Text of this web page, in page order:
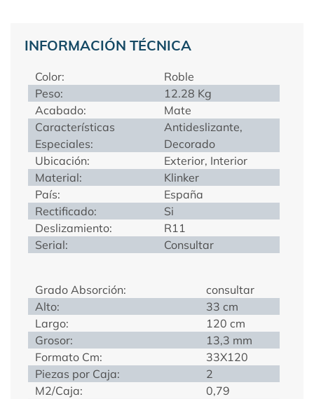
INFORMACIÓN TÉCNICA
Color:
Roble
Peso:
12.28 Kg
Acabado:
Mate
Características
Especiales:
Antideslizante,
Decorado
Ubicación:
Exterior, Interior
Material:
Klinker
País:
España
Rectificado:
Si
Deslizamiento:
R11
Serial:
Consultar
Grado Absorción:
consultar
Alto:
33 cm
Largo:
120 cm
Grosor:
13,3 mm
Formato Cm:
33X120
Piezas por Caja:
2
M2/Caja:
0,79